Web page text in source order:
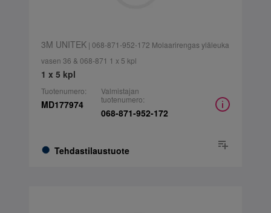
3M UNITEK| 068-871-952-172 Molaarirengas yläleuka
vasen 36 & 068-871 1 x 5 kpl
1 x 5 kpl
Tuotenumero:
MD177974
Tehdastilaustuote
Valmistajan
tuotenumero:
068-871-952-172